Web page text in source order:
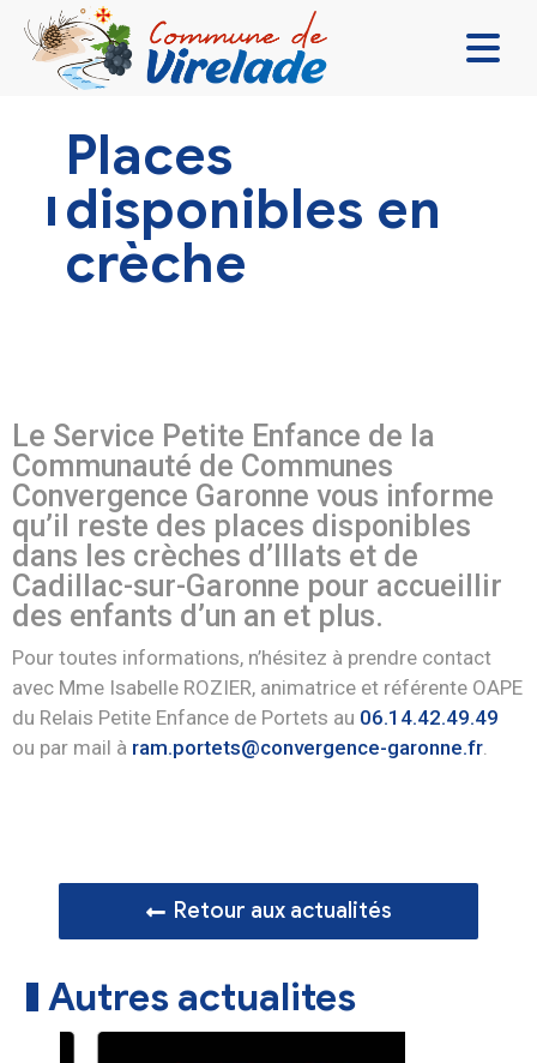
VIVRE ENSEMBLE
SE DIVERTIR
DÉCOUVRIR
Places
disponibles en
crèche
Le Service Petite Enfance de la
Communauté de Communes
Convergence Garonne vous informe
qu’il reste des places disponibles
dans les crèches d’Illats et de
Cadillac-sur-Garonne pour accueillir
des enfants d’un an et plus.
Pour toutes informations, n’hésitez à prendre contact
avec Mme Isabelle ROZIER, animatrice et référente OAPE
du Relais Petite Enfance de Portets au 06.14.42.49.49
ou par mail à ram.portets@convergence-garonne.fr.
Retour aux actualités
Autres actualites